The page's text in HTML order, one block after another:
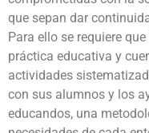
que sepan dar
Para ello se requiere
práctica educativa y
actividades
con sus alumnos y los
educandos, una